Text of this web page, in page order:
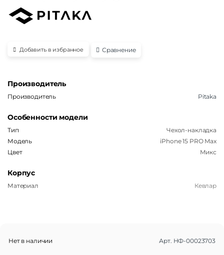
Добавить в избранное Сравнение
Производитель
Производитель Pitaka
Особенности модели
Тип
Чехол-накладка
Модель
iPhone 15 PRO Max
Цвет
Микс
Корпус
Материал Кевлар
Нет в наличии Арт. НФ-00023703